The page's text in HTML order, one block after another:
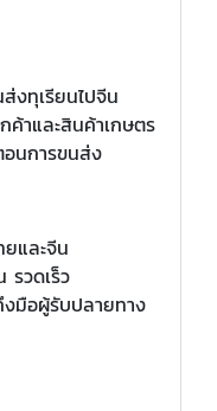
งทุเรียนไปจีน
ค้าและสินค้าเกษตร
อนการขนส่ง
และจีน
รวดเร็ว
งมือผู้รับปลายทาง